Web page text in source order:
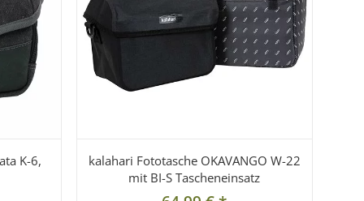
K-6,
kalahari Fototasche OKAVANGO W-22
mit BI-S Tascheneinsatz